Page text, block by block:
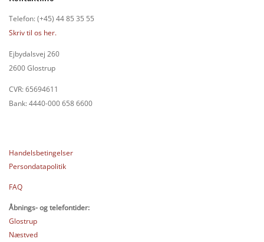
Telefon: (+45) 44 85 35 55
Skriv til os her.
Ejbydalsvej 260
2600 Glostrup
CVR: 65694611
Bank: 4440-000 658 6600
Handelsbetingelser
Persondatapolitik
FAQ
Åbnings- og telefontider:
Glostrup
Næstved